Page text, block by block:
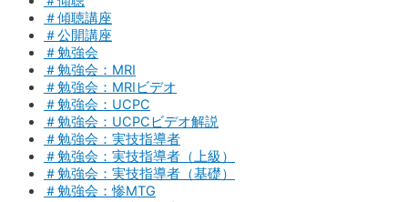
＃傾聴講座
＃公開講座
＃勉強会
＃勉強会：MRI
＃勉強会：MRIビデオ
＃勉強会：UCPC
＃勉強会：UCPCビデオ解説
＃勉強会：実技指導者
＃勉強会：実技指導者（上級）
＃勉強会：実技指導者（基礎）
＃勉強会：惨MTG